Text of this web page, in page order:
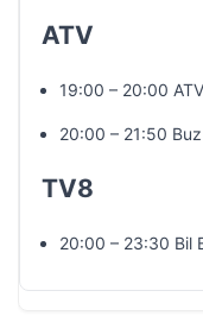
ATV
19:00 – 20:00
20:00 – 21:50
TV8
20:00 – 23:30 Bil